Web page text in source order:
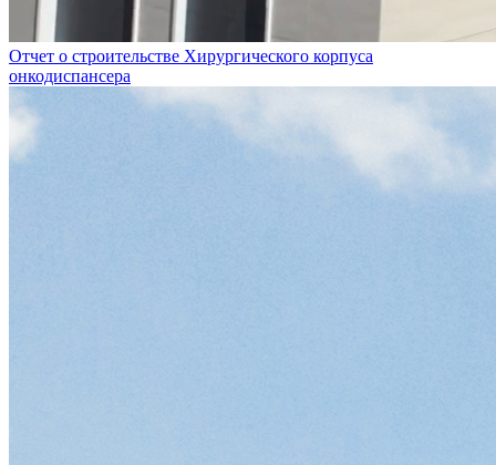
Отчет о строительстве Хирургического корпуса
онкодиспансера